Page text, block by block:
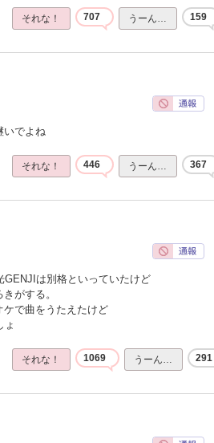
それな！ 707 うーん… 159
いでよね
それな！ 446 うーん… 367
GENJIは別格といっていたけど
がする。
で曲をうたえたけど
ょ
それな！ 1069 うーん… 291